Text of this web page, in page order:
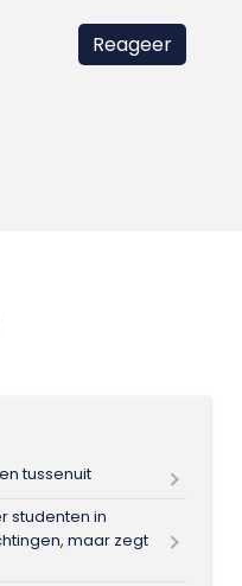
tussenuit
studenten in
maar zegt